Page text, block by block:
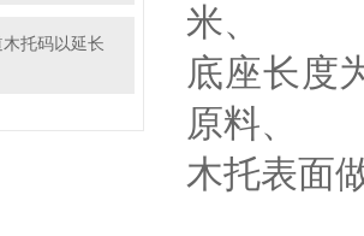
托码以延长
米、
底座长度
原料、
木托表面